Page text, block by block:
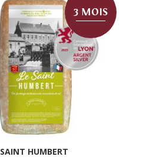
3 MOIS
SAINT HUMBERT